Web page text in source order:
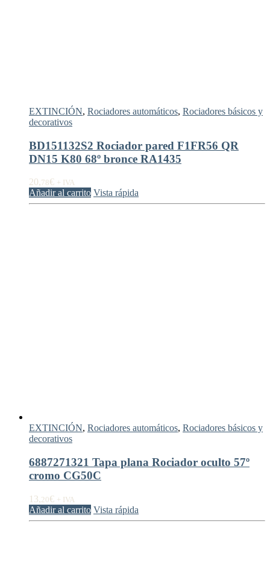
EXTINCIÓN, Rociadores automáticos, Rociadores básicos y
decorativos
BD151132S2 Rociador pared F1FR56 QR
DN15 K80 68º bronce RA1435
20,78€ + IVA
Añadir al carrito Vista rápida
EXTINCIÓN, Rociadores automáticos, Rociadores básicos y
decorativos
6887271321 Tapa plana Rociador oculto 57º
cromo CG50C
13,20€ + IVA
Añadir al carrito Vista rápida